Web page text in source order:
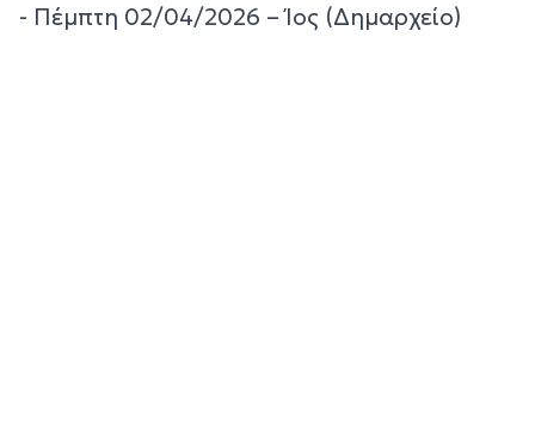
- Πέμπτη 02/04/2026 – Ίος (Δημαρχείο)